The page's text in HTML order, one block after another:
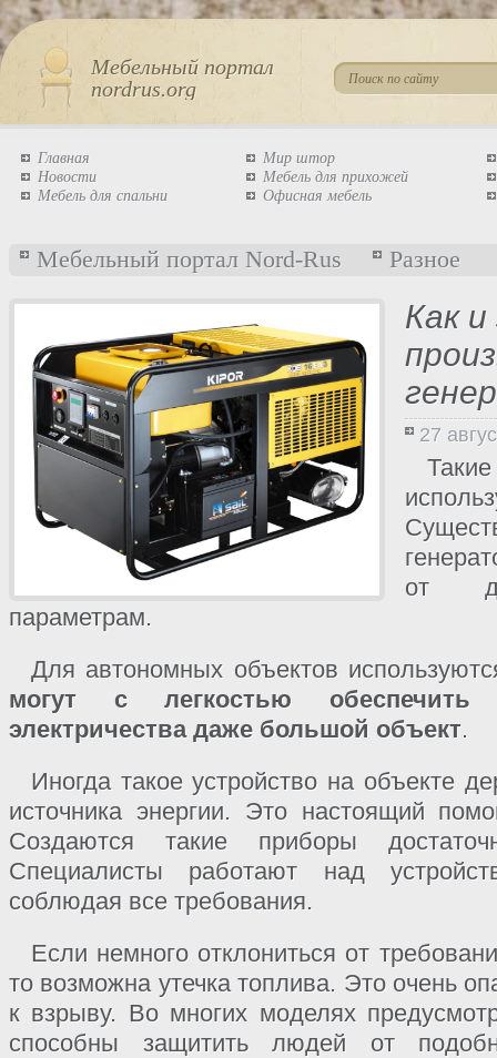
Мебельный портал
nordrus.org
Главная
Новости
Мебель для спальни
Мир штор
Мебель для прихожей
Офисная мебель
Мебельный портал Nord-Rus Разное
Как и
27
от
параметрам.
Для автономных объектов
могут с легкостью обеспечить
электричества даже большой объект.
Иногда такое устройство на объекте
источника энергии. Это настоящий
Создаются такие приборы
Специалисты работают над
соблюдая все требования.
Если немного отклониться от
то возможна утечка топлива. Это очень
к взрыву. Во многих моделях
способны защитить людей от